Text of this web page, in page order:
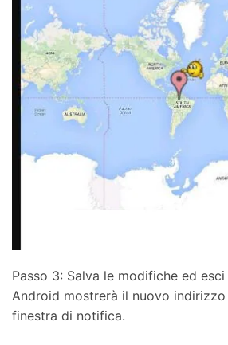
Passo 3: Salva le modifiche ed
Android mostrerà il nuovo
finestra di notifica.